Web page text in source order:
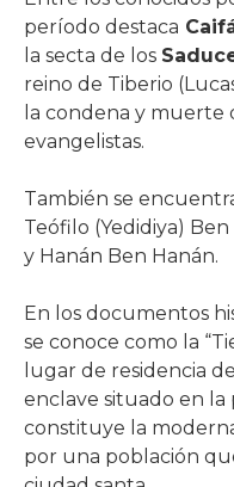
período destaca
la secta de los
reino de Tiberio
la condena y muerte
evangelistas.
También se
Teófilo (Yedidiya)
y Hanán Ben Hanán.
En los documentos
se conoce como la
lugar de residencia
enclave situado en
constituye la
por una población